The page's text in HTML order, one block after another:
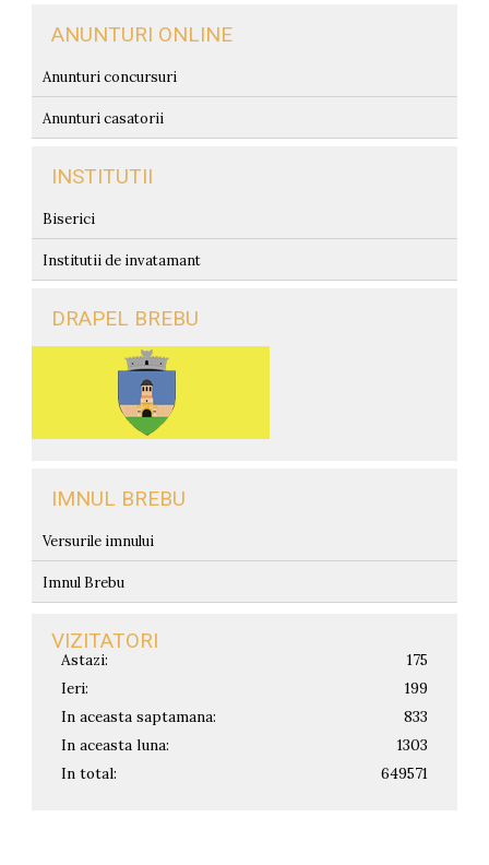
ANUNTURI ONLINE
Anunturi concursuri
Anunturi casatorii
INSTITUTII
Biserici
Institutii de invatamant
DRAPEL BREBU
IMNUL BREBU
Versurile imnului
Imnul Brebu
VIZITATORI
Astazi:
175
Ieri:
199
In aceasta saptamana:
833
In aceasta luna:
1303
In total:
649571